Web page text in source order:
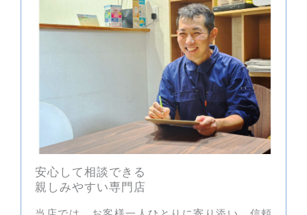
安心して相談できる
親しみやすい専門店